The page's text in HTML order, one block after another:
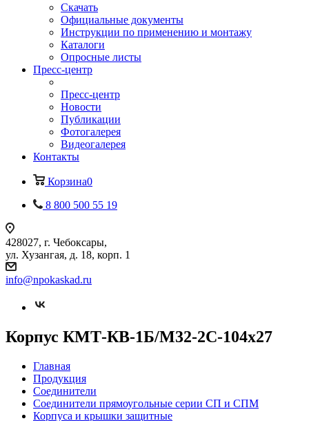
Скачать
Официальные документы
Инструкции по применению и монтажу
Каталоги
Опросные листы
Пресс-центр
Пресс-центр
Новости
Публикации
Фотогалерея
Видеогалерея
Контакты
Корзина0
8 800 500 55 19
428027, г. Чебоксары,
ул. Хузангая, д. 18, корп. 1
info@npokaskad.ru
Корпус КМТ-КВ-1Б/М32-2С-104х27
Главная
Продукция
Соединители
Соединители прямоугольные серии СП и СПМ
Корпуса и крышки защитные